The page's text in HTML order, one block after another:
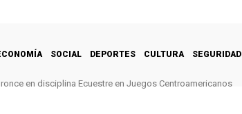
SOCIAL DEPORTES CULTURA SEGURIDAD
en disciplina Ecuestre en Juegos Centroamericanos